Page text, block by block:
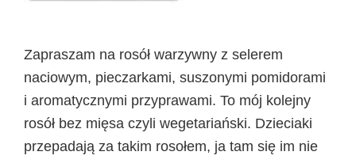
Zapraszam na rosół warzywny z selerem
naciowym, pieczarkami, suszonymi pomidorami
i aromatycznymi przyprawami. To mój kolejny
rosół bez mięsa czyli wegetariański. Dzieciaki
przepadają za takim rosołem, ja tam się im nie